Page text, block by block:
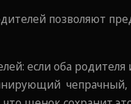
позволяют
если оба
чепрачный,